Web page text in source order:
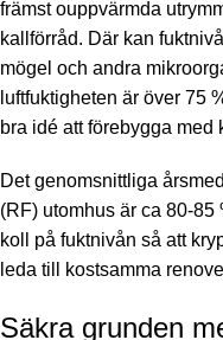
främst ouppvärmda
kallförråd. Där kan
mögel och andra
luftfuktigheten är över 75
bra idé att förebygga med
Det genomsnittliga
(RF) utomhus är ca 80-85
koll på fuktnivån så att
leda till kostsamma
Säkra grunden